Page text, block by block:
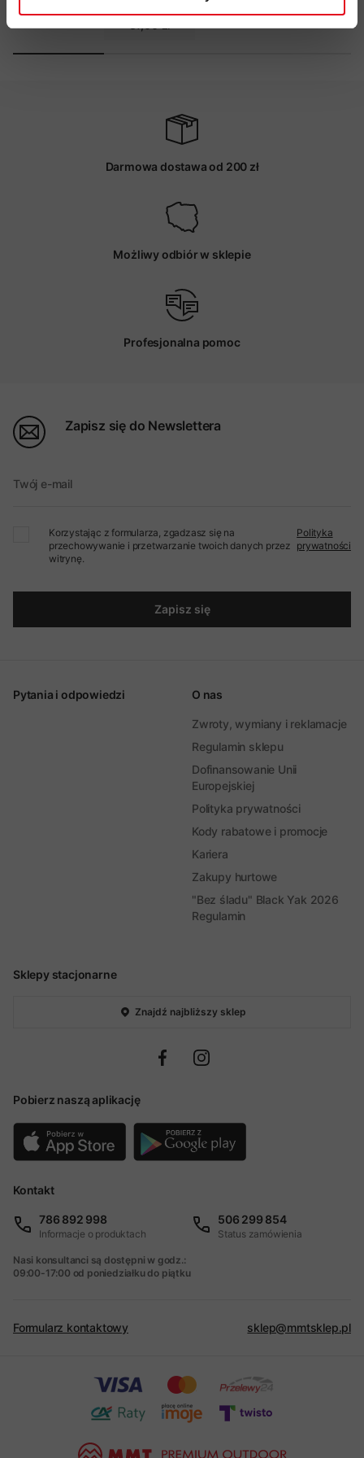
37,00 zł
Darmowa dostawa od 200 zł
Możliwy odbiór w sklepie
Profesjonalna pomoc
Zapisz się do Newslettera
Twój e-mail
Korzystając z formularza, zgadzasz się na
przechowywanie i przetwarzanie twoich danych przez
witrynę.
Polityka
prywatności
Zapisz się
Sklepy stacjonarne
Znajdź najbliższy sklep
Pobierz naszą aplikację
Pytania i odpowiedzi O nas
Zwroty, wymiany i reklamacje
Regulamin sklepu
Dofinansowanie Unii
Europejskiej
Polityka prywatności
Kody rabatowe i promocje
Kariera
Zakupy hurtowe
"Bez śladu" Black Yak 2026
Regulamin
Kontakt
786 892 998
Informacje o produktach
506 299 854
Status zamówienia
Nasi konsultanci są dostępni w godz.:
09:00-17:00 od poniedziałku do piątku
Formularz kontaktowy sklep@mmtsklep.pl